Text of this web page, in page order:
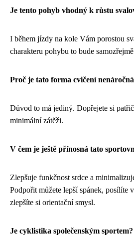
Je tento pohyb vhodný k růstu
I během jízdy na kole Vám porostou
charakteru pohybu to bude
Proč je tato forma cvičení
Důvod to má jediný. Dopřejete si
minimální zátěži.
V čem je ještě přínosná tato
Zlepšuje funkčnost srdce a
Podpořit můžete lepší spánek, posílíte
zlepšíte si orientační smysl.
Je cyklistika společenským sportem?